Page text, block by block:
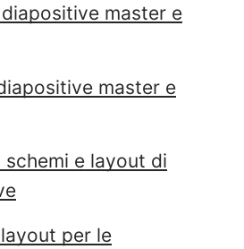
master e
master e
schemi e layout di
per le